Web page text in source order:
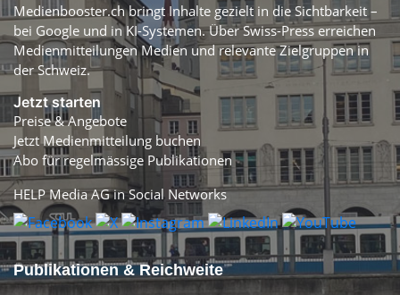
Medienbooster.ch bringt Inhalte gezielt in die Sichtbarkeit –
bei Google und in KI-Systemen. Über Swiss-Press erreichen
Medienmitteilungen Medien und relevante Zielgruppen in
der Schweiz.
Jetzt starten
Preise & Angebote
Jetzt Medienmitteilung buchen
Abo für regelmässige Publikationen
HELP Media AG in Social Networks
Publikationen & Reichweite